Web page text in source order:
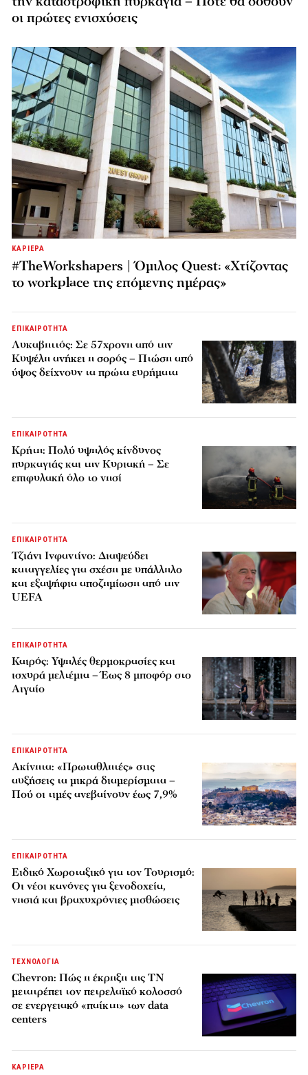
οι πρώτες ενισχύσεις
ΚΑΡΙΕΡΑ
#TheWorkshapers | Όμιλος Quest: «Χτίζοντας
το workplace της επόμενης ημέρας»
ΕΠΙΚΑΙΡΟΤΗΤΑ
Λυκαβηττός: Σε 57χρονη από την
Κυψέλη ανήκει η σορός – Πτώση από
ύψος δείχνουν τα πρώτα ευρήματα
ΕΠΙΚΑΙΡΟΤΗΤΑ
Κρήτη: Πολύ υψηλός κίνδυνος
πυρκαγιάς και την Κυριακή – Σε
επιφυλακή όλο το νησί
ΕΠΙΚΑΙΡΟΤΗΤΑ
Τζιάνι Ινφαντίνο: Διαψεύδει
καταγγελίες για σχέση με υπάλληλο
και εξαψήφια αποζημίωση από την
UEFA
ΕΠΙΚΑΙΡΟΤΗΤΑ
Καιρός: Υψηλές θερμοκρασίες και
ισχυρά μελτέμια – Έως 8 μποφόρ στο
Αιγαίο
ΕΠΙΚΑΙΡΟΤΗΤΑ
Ακίνητα: «Πρωταθλητές» στις
αυξήσεις τα μικρά διαμερίσματα –
Πού οι τιμές ανεβαίνουν έως 7,9%
ΕΠΙΚΑΙΡΟΤΗΤΑ
Ειδικό Χωροταξικό για τον Τουρισμό:
Οι νέοι κανόνες για ξενοδοχεία,
νησιά και βραχυχρόνιες μισθώσεις
ΤΕΧΝΟΛΟΓΙΑ
Chevron: Πώς η έκρηξη της ΤΝ
μετατρέπει τον πετρελαϊκό κολοσσό
σε ενεργειακό «παίκτη» των data
centers
ΚΑΡΙΕΡΑ